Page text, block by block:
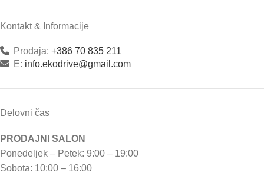
Kontakt & Informacije
Prodaja: +386 70 835 211
E: info.ekodrive@gmail.com
Delovni čas
PRODAJNI SALON
Ponedeljek – Petek: 9:00 – 19:00
Sobota: 10:00 – 16:00